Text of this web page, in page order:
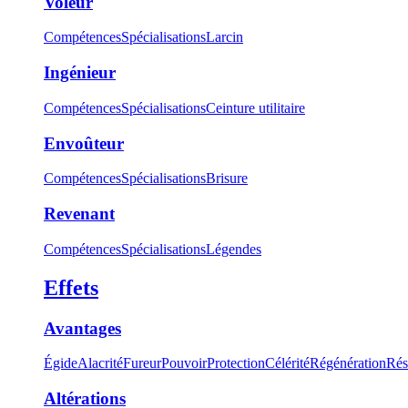
CompétencesSpécialisationsLarcin
Ingénieur
CompétencesSpécialisationsCeinture utilitaire
Envoûteur
CompétencesSpécialisationsBrisure
Revenant
CompétencesSpécialisationsLégendes
Effets
Avantages
ÉgideAlacritéFureurPouvoirProtectionCéléritéRégénération
Altérations